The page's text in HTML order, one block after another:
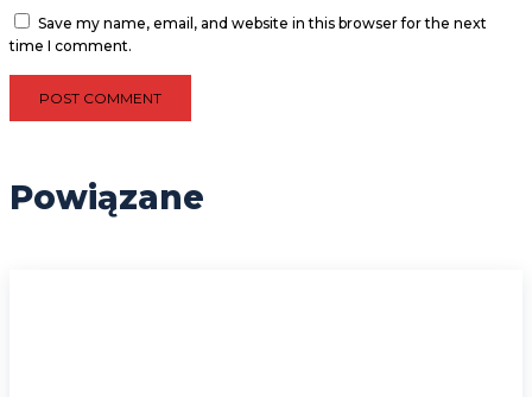
Save my name, email, and website in this browser for the next
time I comment.
Powiązane